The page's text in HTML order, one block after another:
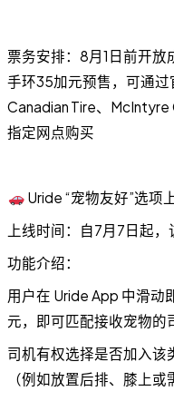
票务安排：8月1日前开放
手环35加元预售，可通
Canadian Tire、
指定网点购买
Uride “宠物友好”选项
上线时间：自7月7日起
功能介绍：
用户在 Uride App 中滑动
元，即可匹配接收宠物的
司机有权选择是否加入该
（例如放置后排、膝上或